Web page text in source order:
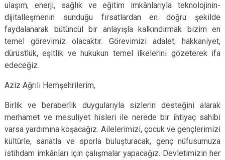
ulaşım, enerji, sağlık ve eğitim imkânlarıyla teknolojinin-
dijitalleşmenin sunduğu fırsatlardan en doğru şekilde
faydalanarak bütüncül bir anlayışla kalkındırmak bizim en
temel görevimiz olacaktır. Görevimizi adalet, hakkaniyet,
dürüstlük, eşitlik ve hukukun temel ilkelerini gözeterek ifa
edeceğiz.
Aziz Ağrılı Hemşehrilerim,
Birlik ve beraberlik duygularıyla sizlerin desteğini alarak
merhamet ve mesuliyet hisleri ile nerede bir ihtiyaç sahibi
varsa yardımına koşacağız. Ailelerimizi, çocuk ve gençlerimizi
kültürle, sanatla ve sporla buluşturacak, genç nüfusumuza
istihdam imkânları için çalışmalar yapacağız. Devletimizin her